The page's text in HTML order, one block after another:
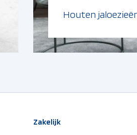
Houten
Lees meer
Zakelijk